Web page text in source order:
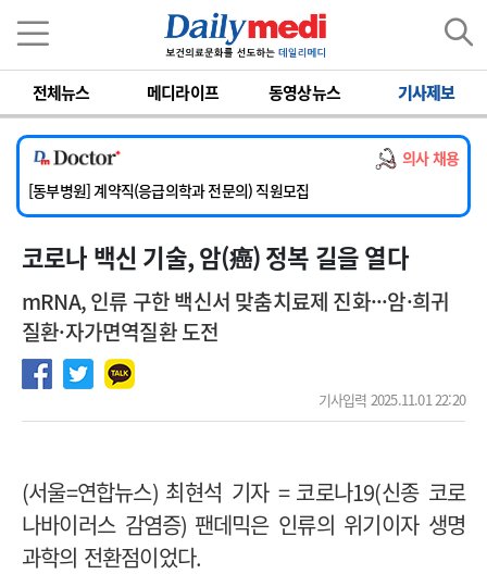
전체뉴스 메디라이프 동영상뉴스 기사제보
의사 채용
[서울아산병원] 2026년 하반기 인턴 모집
[영남대학교의료원] 마취통증의학과 임기제 임상의사 채용
[충남대학교병원] 소아청소년과(소아응급전담) 계약직 의사 공개채용
[동부병원] 계약직(응급의학과 전문의) 직원모집
[이대목동병원] 하반기 전공의(레지던트1년차) 모집
[서울아산병원] 2026년 하반기 인턴 모집
코로나 백신 기술, 암(癌) 정복 길을 열다
mRNA, 인류 구한 백신서 맞춤치료제 진화···암·희귀
질환·자가면역질환 도전
기사입력 2025.11.01 22:20
(서울=연합뉴스) 최현석 기자 = 코로나19(신종 코로
나바이러스 감염증) 팬데믹은 인류의 위기이자 생명
과학의 전환점이었다.